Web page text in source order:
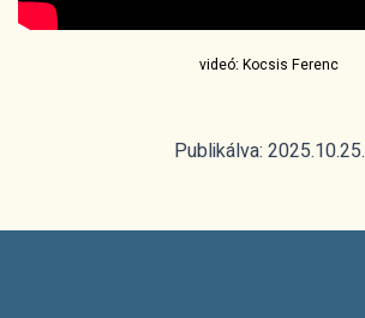
videó: Kocsis Ferenc
Publikálva: 2025.10.25.